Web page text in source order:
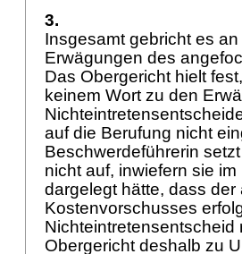
3.
Insgesamt gebricht es
Erwägungen des
Das Obergericht hielt
keinem Wort zu den
auf die Berufung nicht
Beschwerdeführerin
nicht auf, inwiefern sie
dargelegt hätte, dass
Kostenvorschusses
Nichteintretensentscheid
Obergericht deshalb zu